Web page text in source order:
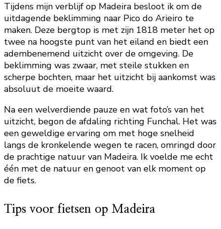
Tijdens mijn verblijf op Madeira besloot ik om de
uitdagende beklimming naar Pico do Arieiro te
maken. Deze bergtop is met zijn 1818 meter het op
twee na hoogste punt van het eiland en biedt een
adembenemend uitzicht over de omgeving. De
beklimming was zwaar, met steile stukken en
scherpe bochten, maar het uitzicht bij aankomst was
absoluut de moeite waard.
Na een welverdiende pauze en wat foto’s van het
uitzicht, begon de afdaling richting Funchal. Het was
een geweldige ervaring om met hoge snelheid
langs de kronkelende wegen te racen, omringd door
de prachtige natuur van Madeira. Ik voelde me echt
één met de natuur en genoot van elk moment op
de fiets.
Tips voor fietsen op Madeira